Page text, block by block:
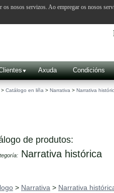
Axuda Condicións
> Catálogo en liña > Narrativa > Narrativa
de produtos:
Narrativa histórica
> Narrativa > Narrativa
nosos servizos. Ao empregar os nosos